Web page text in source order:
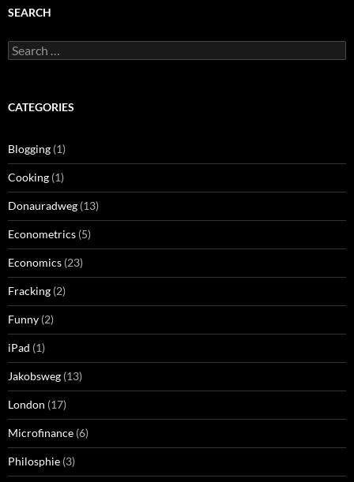
SEARCH
Search
for:
CATEGORIES
Blogging (1)
Cooking (1)
Donauradweg (13)
Econometrics (5)
Economics (23)
Fracking (2)
Funny (2)
iPad (1)
Jakobsweg (13)
London (17)
Microfinance (6)
Philosphie (3)